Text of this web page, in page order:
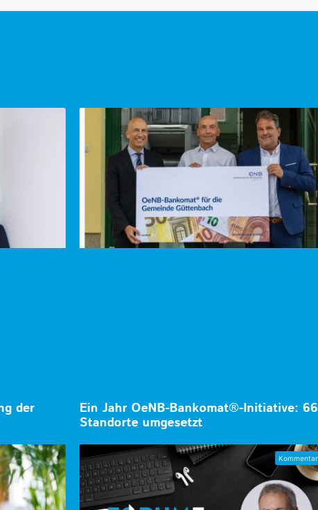
der
Ein Jahr OeNB-Bankomat®-Initiative: 66
Standorte umgesetzt